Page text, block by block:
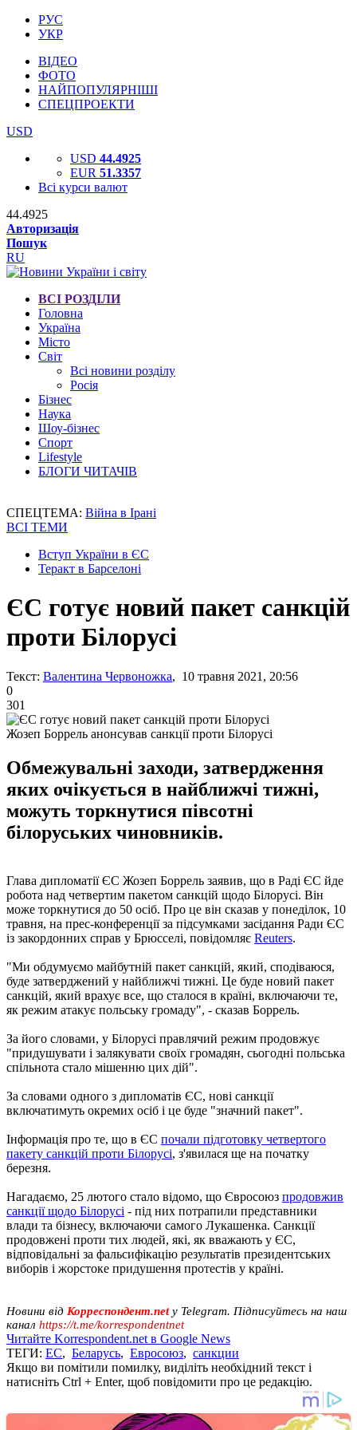
РУС
УКР
ВІДЕО
ФОТО
НАЙПОПУЛЯРНІШІ
СПЕЦПРОЕКТИ
USD
USD 44.4925
EUR 51.3357
Всі курси валют
44.4925
Авторизація
Пошук
RU
ВСІ РОЗДІЛИ
Головна
Україна
Місто
Світ
Всі новини розділу
Росія
Бізнес
Наука
Шоу-бізнес
Спорт
Lifestyle
БЛОГИ ЧИТАЧІВ
СПЕЦТЕМА: Війна в Ірані
ВСІ ТЕМИ
Вступ України в ЄС
Теракт в Барселоні
ЄС готує новий пакет санкцій
проти Білорусі
Текст: Валентина Червоножка, 10 травня 2021, 20:56
0
301
Жозеп Боррель анонсував санкції проти Білорусі
Обмежувальні заходи, затвердження
яких очікується в найближчі тижні,
можуть торкнутися півсотні
білоруських чиновників.
Глава дипломатії ЄС Жозеп Боррель заявив, що в Раді ЄС йде
робота над четвертим пакетом санкцій щодо Білорусі. Він
може торкнутися до 50 осіб. Про це він сказав у понеділок, 10
травня, на прес-конференції за підсумками засідання Ради ЄС
із закордонних справ у Брюсселі, повідомляє Reuters.
"Ми обдумуємо майбутній пакет санкцій, який, сподіваюся,
буде затверджений у найближчі тижні. Це буде новий пакет
санкцій, який врахує все, що сталося в країні, включаючи те,
як режим атакує польську громаду", - сказав Боррель.
За його словами, у Білорусі правлячий режим продовжує
"придушувати і залякувати своїх громадян, сьогодні польська
спільнота стало мішенню цих дій".
За словами одного з дипломатів ЄС, нові санкції
включатимуть окремих осіб і це буде "значний пакет".
Інформація про те, що в ЄС почали підготовку четвертого
пакету санкцій проти Білорусі, з'явилася ще на початку
березня.
Нагадаємо, 25 лютого стало відомо, що Євросоюз продовжив
санкції щодо Білорусі - під них потрапили представники
влади та бізнесу, включаючи самого Лукашенка. Санкції
продовжені проти тих людей, які, як вважають у ЄС,
відповідальні за фальсифікацію результатів президентських
виборів і жорстоке придушення протестів у країні.
Новини від Корреспондент.netу Telegram. Підписуйтесь на наш
канал https://t.me/korrespondentnet
Читайте Korrespondent.net в Google News
ТЕГИ: ЕС, Беларусь, Евросоюз, санкции
Якщо ви помітили помилку, виділіть необхідний текст і
натисніть Ctrl + Enter, щоб повідомити про це редакцію.